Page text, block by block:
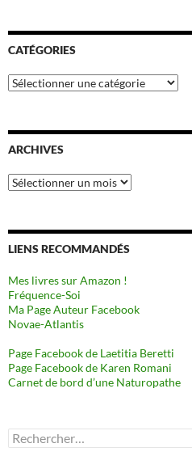
CATÉGORIES
Catégories
ARCHIVES
Archives
LIENS RECOMMANDÉS
Mes livres sur Amazon !
Fréquence-Soi
Ma Page Auteur Facebook
Novae-Atlantis
Page Facebook de Laetitia Beretti
Page Facebook de Karen Romani
Carnet de bord d’une Naturopathe
Rechercher :